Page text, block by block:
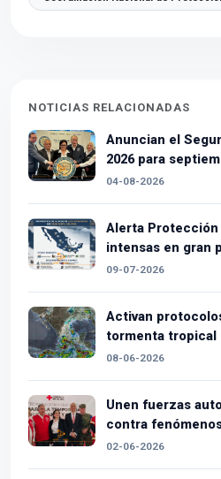
NOTICIAS RELACIONADAS
Anuncian el
2026 para
04-08-2026
Alerta Protección
intensas en gran
09-07-2026
Activan
tormenta tropical
08-06-2026
Unen fuerzas
contra
02-06-2026